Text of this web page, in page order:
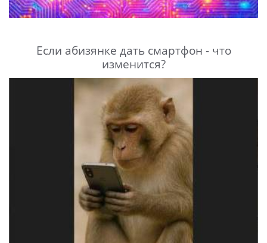
Если абизянке дать смартфон - что
изменится?